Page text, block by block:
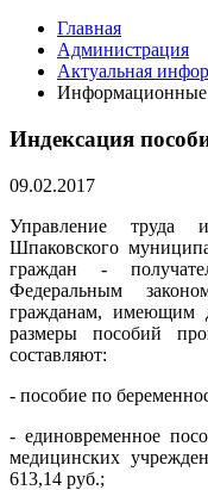
Главная
Администрация
Актуальная
Информационные
Индексация
09.02.2017
Управление труда
Шпаковского
граждан -
Федеральным
гражданам, имеющим
размеры пособий
составляют:
- пособие по
- единовременное
медицинских
613,14 руб.;